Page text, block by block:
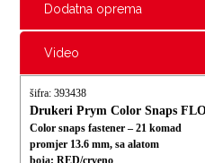
Dodatna oprema
Video
šifra: 393438
Drukeri Prym Color Snaps
Color snaps fastener – 21 komad
promjer 13.6 mm, sa alatom
boja: RED/crveno